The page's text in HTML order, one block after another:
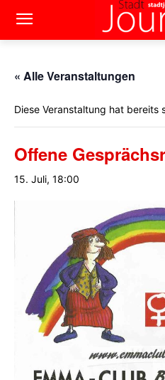
« Alle Veranstaltungen
Diese Veranstaltung hat bereits
Offene
15. Juli, 18:00